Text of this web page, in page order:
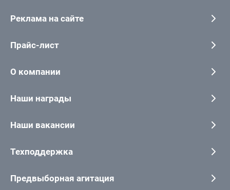
Реклама на сайте
Прайс-лист
О компании
Наши награды
Наши вакансии
Техподдержка
Предвыборная агитация